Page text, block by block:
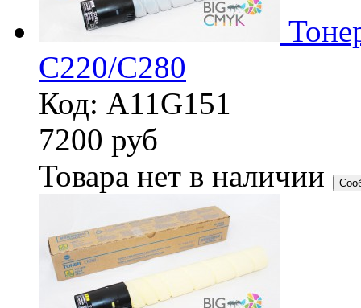
C220/C280
Код: A11G151
7200 руб
Товара нет в наличии